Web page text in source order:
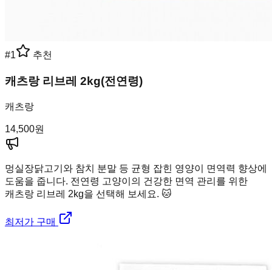
#1 추천
캐츠랑 리브레 2kg(전연령)
캐츠랑
14,500원
멍실장닭고기와 참치 분말 등 균형 잡힌 영양이 면역력 향상에
도움을 줍니다. 전연령 고양이의 건강한 면역 관리를 위한
캐츠랑 리브레 2kg을 선택해 보세요. 🐱
최저가 구매